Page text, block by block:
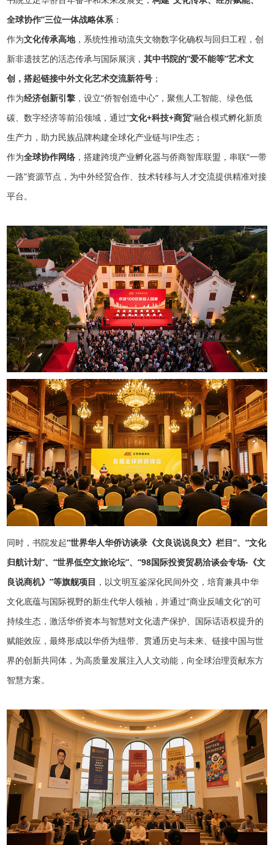
全球协作”三位一体战略体系：
作为文化传承高地，系统性推动流失文物数字化确权与回归工程，创
新非遗技艺的活态传承与国际展演，其中书院的“爱不能等”艺术文
创，搭起链接中外文化艺术交流新符号 ；
作为经济创新引擎 ，设立“侨智创造中心”，聚焦人工智能、绿色低
碳、数字经济等前沿领域，通过“文化+科技+商贸”融合模式孵化新质
生产力，助力民族品牌构建全球化产业链与IP生态；
作为全球协作网络 ，搭建跨境产业孵化器与侨商智库联盟，串联“一带
一路”资源节点，为中外经贸合作、技术转移与人才交流提供精准对接
平台。
同时，书院发起“世界华人华侨访谈录《文良说说良文》栏目”、“文化
归航计划”、“世界低空文旅论坛”、“98国际投资贸易洽谈会专场-《文
良说商机》”等旗舰项目 ，以文明互鉴深化民间外交，培育兼具中华
文化底蕴与国际视野的新生代华人领袖，并通过“商业反哺文化”的可
持续生态，激活华侨资本与智慧对文化遗产保护、国际话语权提升的
赋能效应，最终形成以华侨为纽带、贯通历史与未来、链接中国与世
界的创新共同体，为高质量发展注入人文动能，向全球治理贡献东方
智慧方案。